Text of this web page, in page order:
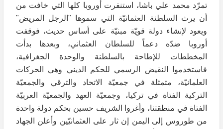
تمرّد محمد علي باشا، استنفرت أوروبا كلها التي خافت من
أن يرث السلطنة العثمانيّة التي سموها "الرجل المريض"
ويعود لإنشاء دولة قويّة مبنيّة على أساس حديث، فوقفت
أوروبا ضدّه دعماً للسلطان العثماني، وبعدها بدأت
المخططات للإطاحة بالسلطنة والوحدة الجغرافية،
فاستخدموا النقيض الرسمي للحكم الديني وهي الحركات
العلمانيّة، متمثلة في جمعيّة الاتحاد والترقي والجمعيّة
التركية الفتاة في تركيا، وجمعيّة العهد والجمعيّة العربيّة
الفتاة في منطقتنا، وأغروا الشريف حسين بحكم دولة واحدة
من طوروس إلى اليمن إن ثار على العثمانيّين وأعلن الجهاد